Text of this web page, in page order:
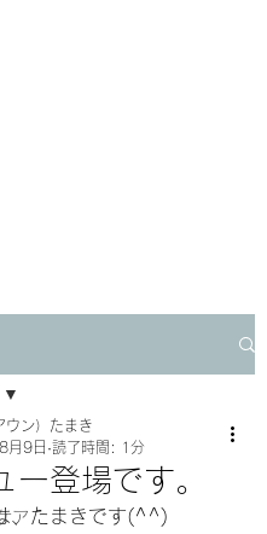
ア
ー登場です。
ウン）たまき
月9日 読了時間: 1分
、たまきです(^^)